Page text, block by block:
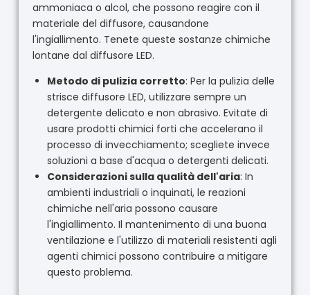
ammoniaca o alcol, che possono reagire con il
materiale del diffusore, causandone
l'ingiallimento. Tenete queste sostanze chimiche
lontane dal diffusore LED.
Metodo di pulizia corretto: Per la pulizia delle
strisce diffusore LED, utilizzare sempre un
detergente delicato e non abrasivo. Evitate di
usare prodotti chimici forti che accelerano il
processo di invecchiamento; scegliete invece
soluzioni a base d'acqua o detergenti delicati.
Considerazioni sulla qualità dell'aria: In
ambienti industriali o inquinati, le reazioni
chimiche nell'aria possono causare
l'ingiallimento. Il mantenimento di una buona
ventilazione e l'utilizzo di materiali resistenti agli
agenti chimici possono contribuire a mitigare
questo problema.